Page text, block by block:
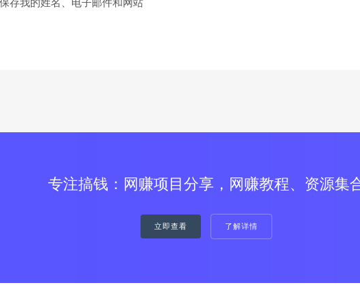
存我的姓名、电子邮件和网站
专注搞钱：网赚项目分享，网赚教程、资源集
立即查看 了解详情